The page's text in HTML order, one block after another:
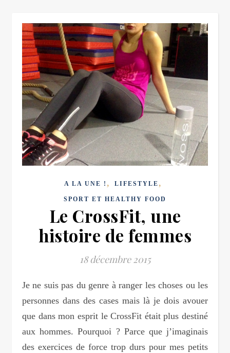
A LA UNE ! , LIFESTYLE ,
SPORT ET HEALTHY FOOD
Le CrossFit, une
histoire de femmes
18 décembre 2015
Je ne suis pas du genre à ranger les choses ou les
personnes dans des cases mais là je dois avouer
que dans mon esprit le CrossFit était plus destiné
aux hommes. Pourquoi ? Parce que j’imaginais
des exercices de force trop durs pour mes petits